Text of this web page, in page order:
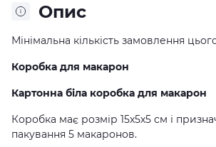
Опис
Мінімальна кількість замовлення
Коробка для макарон
Картонна біла коробка для макарон
Коробка має розмір 15х5х5 см і
пакування 5 макаронов.